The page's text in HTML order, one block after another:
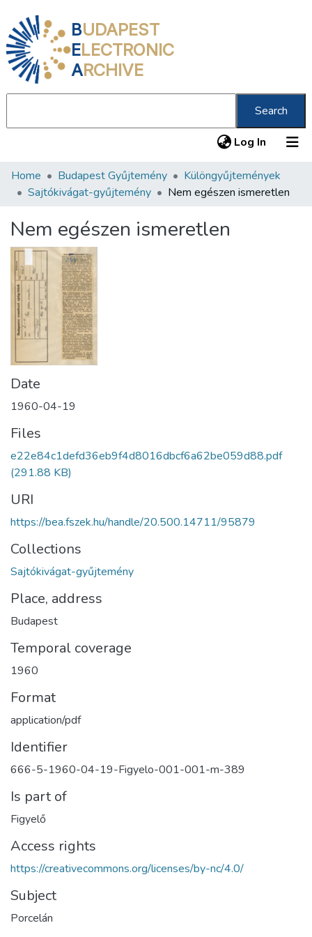
BUDAPEST
ELECTRONIC
ARCHIVE
Search
Log In (current)
Communities & Collections
Statistics
About us
Home Budapest Gyűjtemény
Különgyűjtemények
Sajtókivágat-gyűjtemény
Nem egészen ismeretlen
Nem egészen ismeretlen
Date
1960-04-19
Files
e22e84c1defd36eb9f4d8016dbcf6a62be059d88.pdf
(291.88 KB)
URI
https://bea.fszek.hu/handle/20.500.14711/95879
Collections
Sajtókivágat-gyűjtemény
Place, address
Budapest
Temporal coverage
1960
Format
application/pdf
Identifier
666-5-1960-04-19-Figyelo-001-001-m-389
Is part of
Figyelő
Access rights
https://creativecommons.org/licenses/by-nc/4.0/
Subject
Porcelán